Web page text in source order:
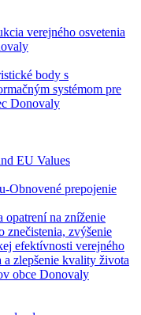
verejného osvetenia
body s
systémom pre
Donovaly
EU Values
Obnovené prepojenie
opatrení na zníženie
znečistenia, zvýšenie
efektívnosti verejného
a zlepšenie kvality života
obce Donovaly